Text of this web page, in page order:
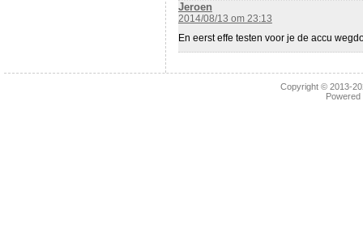
Jeroen
2014/08/13 om 23:13
En eerst effe testen voor je de accu
Copyright © 2013-